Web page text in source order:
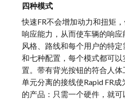
四种模式
快速FR不会增加动力和扭矩
响应能力，从而使车辆的响
风格、路线和每个用户的特
和七种配置，每个模式都可
置。带有背光按钮的符合人
单元分离的接线使Rapid FR
的产品：只需一个硬件，就